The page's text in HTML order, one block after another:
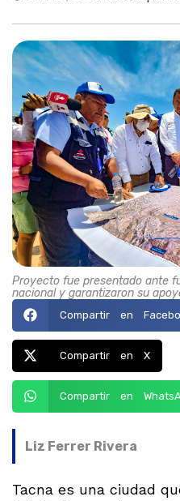
Proyecto fue presentado ante
nacional y garantizaron su
Compartir en
Compartir en X
Compartir en
Liz Ferrer Rivera
Tacna es una ciudad